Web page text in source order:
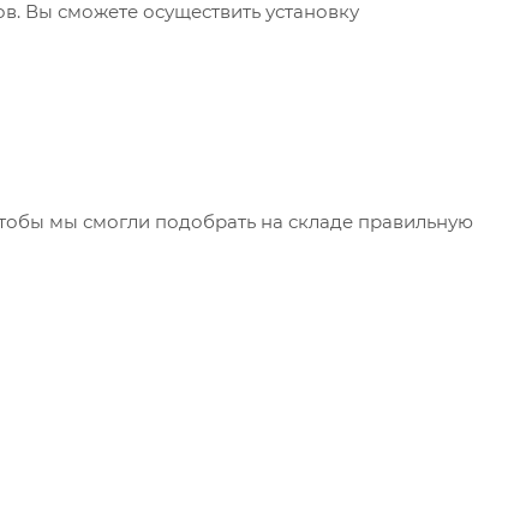
Вы сможете осуществить установку
мы смогли подобрать на складе правильную